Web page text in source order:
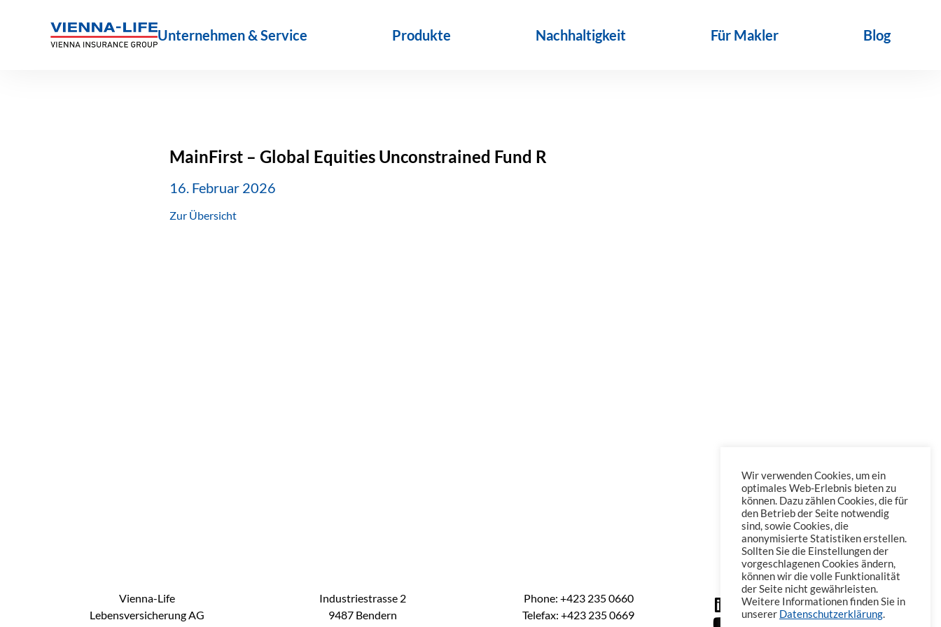
Unternehmen & Service Produkte Nachhaltigkeit Für Makler Blog
MainFirst – Global Equities Unconstrained Fund R
16. Februar 2026
Zur Übersicht
Vienna-Life
Lebensversicherung AG
Industriestrasse 2
9487 Bendern
Phone: +423 235 0660
Telefax: +423 235 0669
Wir verwenden Cookies, um ein
optimales Web-Erlebnis bieten zu
können. Dazu zählen Cookies, die für
den Betrieb der Seite notwendig
sind, sowie Cookies, die
anonymisierte Statistiken erstellen.
Sollten Sie die Einstellungen der
vorgeschlagenen Cookies ändern,
können wir die volle Funktionalität
der Seite nicht gewährleisten.
Weitere Informationen finden Sie in
unserer Datenschutzerklärung.